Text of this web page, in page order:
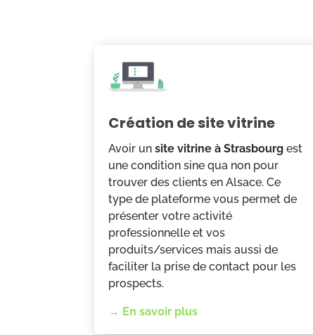
Création de site vitrine
Avoir unsite vitrine à Strasbourg est
une condition sine qua non pour
trouver des clients en Alsace. Ce
type de plateforme vous permet de
présenter votre activité
professionnelle et vos
produits/services mais aussi de
faciliter la prise de contact pour les
prospects.
→ En savoir plus